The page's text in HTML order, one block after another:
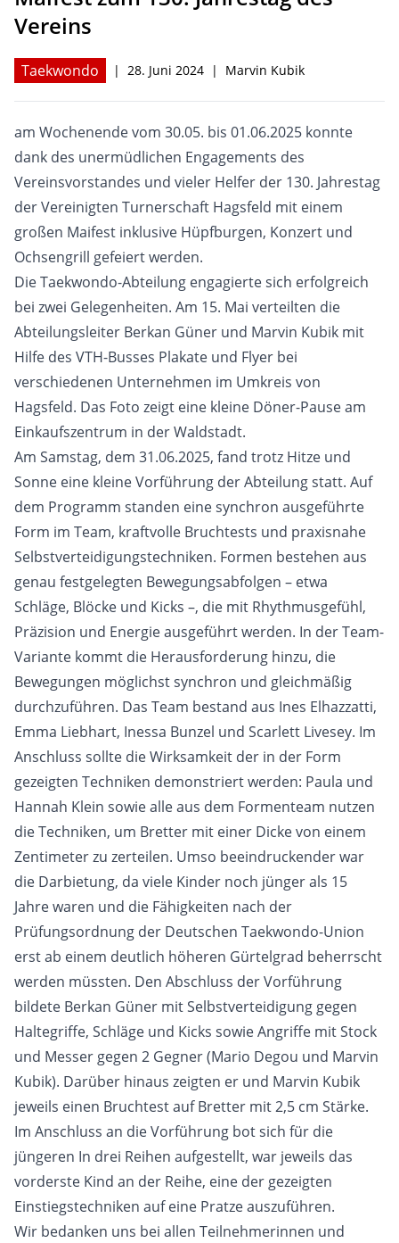
Vereins
Taekwondo | 28. Juni 2024 | Marvin Kubik
am Wochenende vom 30.05. bis 01.06.2025 konnte
dank des unermüdlichen Engagements des
Vereinsvorstandes und vieler Helfer der 130. Jahrestag
der Vereinigten Turnerschaft Hagsfeld mit einem
großen Maifest inklusive Hüpfburgen, Konzert und
Ochsengrill gefeiert werden.
Die Taekwondo-Abteilung engagierte sich erfolgreich
bei zwei Gelegenheiten. Am 15. Mai verteilten die
Abteilungsleiter Berkan Güner und Marvin Kubik mit
Hilfe des VTH-Busses Plakate und Flyer bei
verschiedenen Unternehmen im Umkreis von
Hagsfeld. Das Foto zeigt eine kleine Döner-Pause am
Einkaufszentrum in der Waldstadt.
Am Samstag, dem 31.06.2025, fand trotz Hitze und
Sonne eine kleine Vorführung der Abteilung statt. Auf
dem Programm standen eine synchron ausgeführte
Form im Team, kraftvolle Bruchtests und praxisnahe
Selbstverteidigungstechniken. Formen bestehen aus
genau festgelegten Bewegungsabfolgen – etwa
Schläge, Blöcke und Kicks –, die mit Rhythmusgefühl,
Präzision und Energie ausgeführt werden. In der Team-
Variante kommt die Herausforderung hinzu, die
Bewegungen möglichst synchron und gleichmäßig
durchzuführen. Das Team bestand aus Ines Elhazzatti,
Emma Liebhart, Inessa Bunzel und Scarlett Livesey. Im
Anschluss sollte die Wirksamkeit der in der Form
gezeigten Techniken demonstriert werden: Paula und
Hannah Klein sowie alle aus dem Formenteam nutzen
die Techniken, um Bretter mit einer Dicke von einem
Zentimeter zu zerteilen. Umso beeindruckender war
die Darbietung, da viele Kinder noch jünger als 15
Jahre waren und die Fähigkeiten nach der
Prüfungsordnung der Deutschen Taekwondo-Union
erst ab einem deutlich höheren Gürtelgrad beherrscht
werden müssten. Den Abschluss der Vorführung
bildete Berkan Güner mit Selbstverteidigung gegen
Haltegriffe, Schläge und Kicks sowie Angriffe mit Stock
und Messer gegen 2 Gegner (Mario Degou und Marvin
Kubik). Darüber hinaus zeigten er und Marvin Kubik
jeweils einen Bruchtest auf Bretter mit 2,5 cm Stärke.
Im Anschluss an die Vorführung bot sich für die
jüngeren In drei Reihen aufgestellt, war jeweils das
vorderste Kind an der Reihe, eine der gezeigten
Einstiegstechniken auf eine Pratze auszuführen.
Wir bedanken uns bei allen Teilnehmerinnen und